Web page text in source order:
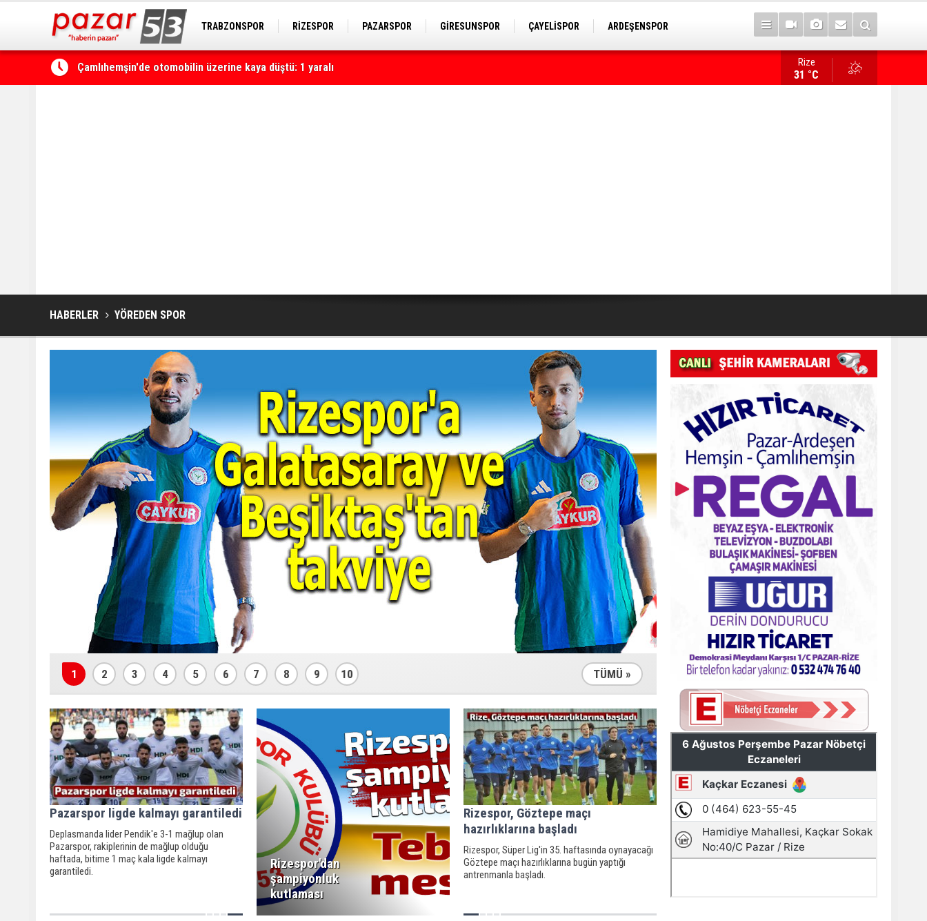
TRABZONSPOR RİZESPOR PAZARSPOR GİRESUNSPOR ÇAYELİSPOR
ARDEŞENSPOR
Çamlıhemşin'de otomobilin üzerine kaya düştü: 1 yaralı
Yerli ve milli olarak üretilen ventilatörler şehir hastanelerine ulaştı
İlk sözü, "Bize her yer Trabzon" oldu!Rize
31 °C
HABERLER YÖREDEN SPOR
1 2 3 4 5 6 7 8 9 10 TÜMÜ »
Pazarspor ligde kalmayı garantiledi
Deplasmanda lider Pendik'e 3-1 mağlup olan
Pazarspor, rakiplerinin de mağlup olduğu
haftada, bitime 1 maç kala ligde kalmayı
garantiledi.
Rizespor'dan
şampiyonluk
kutlaması
Rizespor, Göztepe maçı
hazırlıklarına başladı
Rizespor, Süper Lig'in 35. haftasında oynayacağı
Göztepe maçı hazırlıklarına bugün yaptığı
antrenmanla başladı.